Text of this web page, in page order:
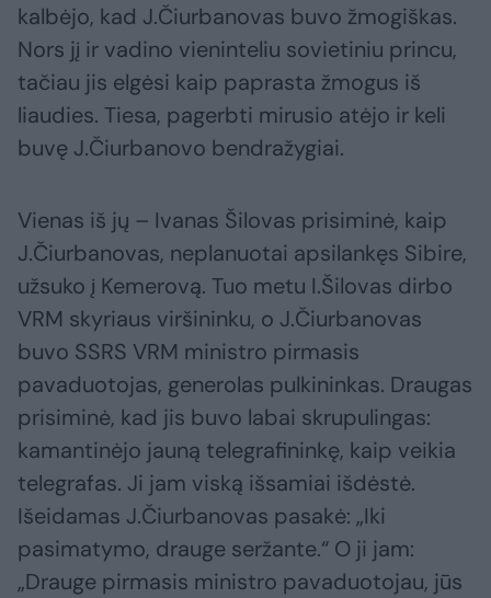
kalbėjo, kad J.Čiurbanovas buvo žmogiškas.
Nors jį ir vadino vieninteliu sovietiniu princu,
tačiau jis elgėsi kaip paprasta žmogus iš
liaudies. Tiesa, pagerbti mirusio atėjo ir keli
buvę J.Čiurbanovo bendražygiai.
Vienas iš jų – Ivanas Šilovas prisiminė, kaip
J.Čiurbanovas, neplanuotai apsilankęs Sibire,
užsuko į Kemerovą. Tuo metu I.Šilovas dirbo
VRM skyriaus viršininku, o J.Čiurbanovas
buvo SSRS VRM ministro pirmasis
pavaduotojas, generolas pulkininkas. Draugas
prisiminė, kad jis buvo labai skrupulingas:
kamantinėjo jauną telegrafininkę, kaip veikia
telegrafas. Ji jam viską išsamiai išdėstė.
Išeidamas J.Čiurbanovas pasakė: „Iki
pasimatymo, drauge seržante.“ O ji jam:
„Drauge pirmasis ministro pavaduotojau, jūs